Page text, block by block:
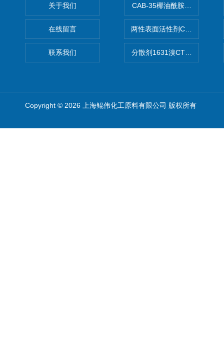
关于我们
在线留言
联系我们
CAB-35椰油酰胺丙基甜菜碱
两性表面活性剂CAB-30椰油
分散剂1631溴CTAB（十六烷
Copyright © 2026 上海鲲伟化工原料有限公司 版权所有